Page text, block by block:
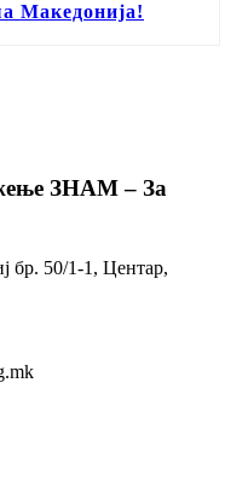
Македонија!
ЗНАМ – За
бр. 50/1-1, Центар,